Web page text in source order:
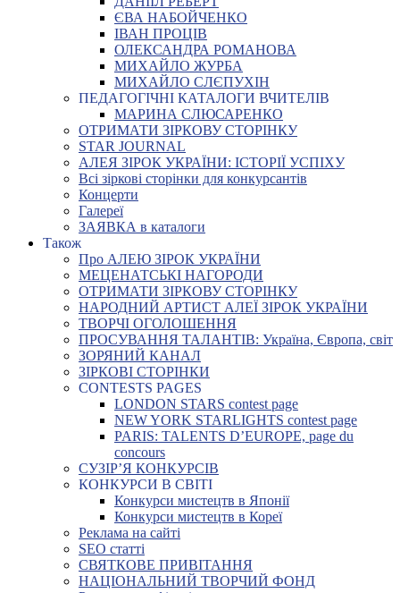
ЄВА НАБОЙЧЕНКО
ІВАН ПРОЦІВ
ОЛЕКСАНДРА РОМАНОВА
МИХАЙЛО ЖУРБА
МИХАЙЛО СЛЄПУХІН
ПЕДАГОГІЧНІ КАТАЛОГИ ВЧИТЕЛІВ
МАРИНА СЛЮСАРЕНКО
ОТРИМАТИ ЗІРКОВУ СТОРІНКУ
STAR JOURNAL
АЛЕЯ ЗІРОК УКРАЇНИ: ІСТОРІЇ УСПІХУ
Всі зіркові сторінки для конкурсантів
Концерти
Галереї
ЗАЯВКА в каталоги
Також
Про АЛЕЮ ЗІРОК УКРАЇНИ
МЕЦЕНАТСЬКІ НАГОРОДИ
ОТРИМАТИ ЗІРКОВУ СТОРІНКУ
НАРОДНИЙ АРТИСТ АЛЕЇ ЗІРОК УКРАЇНИ
ТВОРЧІ ОГОЛОШЕННЯ
ПРОСУВАННЯ ТАЛАНТІВ: Україна, Європа, світ
ЗОРЯНИЙ КАНАЛ
ЗІРКОВІ СТОРІНКИ
CONTESTS PAGES
LONDON STARS contest page
NEW YORK STARLIGHTS contest page
PARIS: TALENTS D’EUROPE, page du
concours
СУЗІР’Я КОНКУРСІВ
КОНКУРСИ В СВІТІ
Конкурси мистецтв в Японії
Конкурси мистецтв в Кореї
Реклама на сайті
SEO статті
СВЯТКОВЕ ПРИВІТАННЯ
НАЦІОНАЛЬНИЙ ТВОРЧИЙ ФОНД